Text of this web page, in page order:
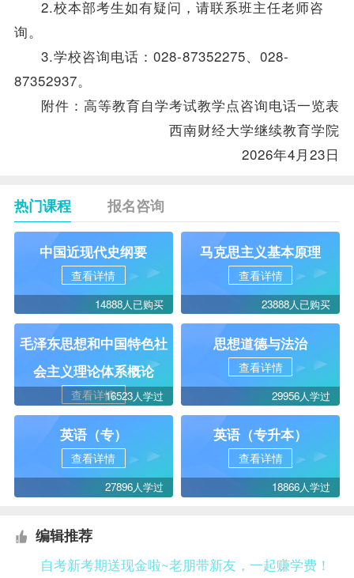
2.校本部考生如有疑问，请联系班主任老师咨
询。
3.学校咨询电话：028-87352275、028-
87352937。
附件：高等教育自学考试教学点咨询电话一览表
西南财经大学继续教育学院
2026年4月23日
热门课程 报名咨询
中国近现代史纲要
查看详情
14888人已购买
马克思主义基本原理
查看详情
23888人已购买
毛泽东思想和中国特色社
会主义理论体系概论
查看详情16523人学过
思想道德与法治
查看详情
29956人学过
英语（专）
查看详情
27896人学过
英语（专升本）
查看详情
18866人学过
编辑推荐
自考新考期送现金啦~老朋带新友，一起赚学费！